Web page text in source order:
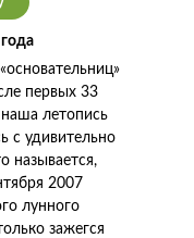
первых 33
летопись
с удивительно
называется,
2007
лунного
зажегся